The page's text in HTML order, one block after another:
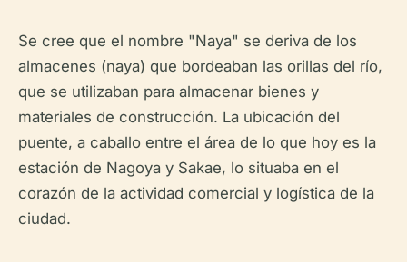
Se cree que el nombre "Naya" se deriva de los
almacenes (naya) que bordeaban las orillas del río,
que se utilizaban para almacenar bienes y
materiales de construcción. La ubicación del
puente, a caballo entre el área de lo que hoy es la
estación de Nagoya y Sakae, lo situaba en el
corazón de la actividad comercial y logística de la
ciudad.